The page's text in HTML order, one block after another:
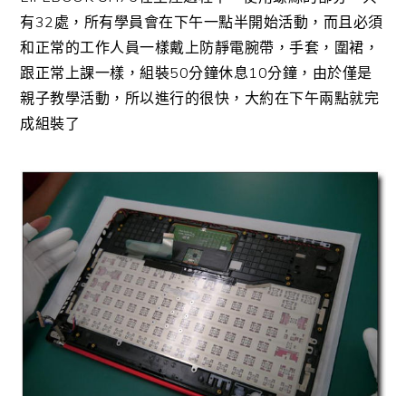
有32處，所有學員會在下午一點半開始活動，而且必須
和正常的工作人員一樣戴上防靜電腕帶，手套，圍裙，
跟正常上課一樣，組裝50分鐘休息10分鐘，由於僅是
親子教學活動，所以進行的很快，大約在下午兩點就完
成組裝了